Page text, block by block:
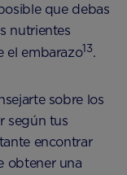
que debas
nutrientes
el embarazo13.
sobre los
según tus
encontrar
obtener una